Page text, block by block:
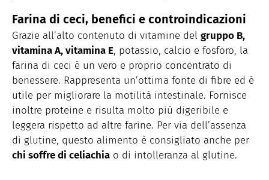
Farina di ceci, benefici e controindicazioni
Grazie all’alto contenuto di vitamine del gruppo B,
vitamina A, vitamina E, potassio, calcio e fosforo, la
farina di ceci è un vero e proprio concentrato di
benessere. Rappresenta un’ottima fonte di fibre ed è
utile per migliorare la motilità intestinale. Fornisce
inoltre proteine e risulta molto più digeribile e
leggera rispetto ad altre farine. Per via dell’assenza
di glutine, questo alimento è consigliato anche per
chi soffre di celiachia o di intolleranza al glutine.